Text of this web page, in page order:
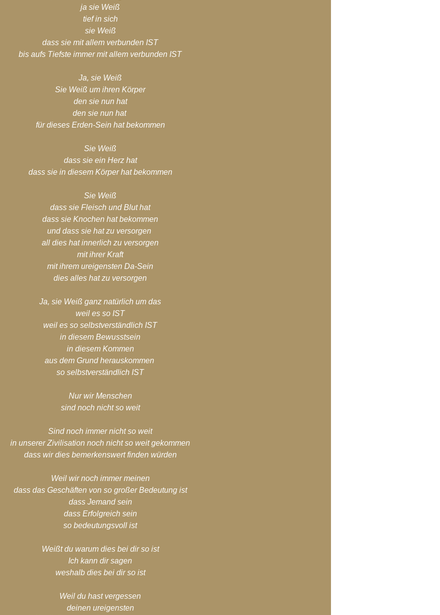
ja sie Weiß
tief in sich
sie Weiß
dass sie mit allem verbunden IST
bis aufs Tiefste immer mit allem verbunden IST
Ja, sie Weiß
Sie Weiß um ihren Körper
den sie nun hat
den sie nun hat
für dieses Erden-Sein hat bekommen
Sie Weiß
dass sie ein Herz hat
dass sie in diesem Körper hat bekommen
Sie Weiß
dass sie Fleisch und Blut hat
dass sie Knochen hat bekommen
und dass sie hat zu versorgen
all dies hat innerlich zu versorgen
mit ihrer Kraft
mit ihrem ureigensten Da-Sein
dies alles hat zu versorgen
Ja, sie Weiß ganz natürlich um das
weil es so IST
weil es so selbstverständlich IST
in diesem Bewusstsein
in diesem Kommen
aus dem Grund herauskommen
so selbstverständlich IST
Nur wir Menschen
sind noch nicht so weit
Sind noch immer nicht so weit
in unserer Zivilisation noch nicht so weit gekommen
dass wir dies bemerkenswert finden würden
Weil wir noch immer meinen
dass das Geschäften von so großer Bedeutung ist
dass Jemand sein
dass Erfolgreich sein
so bedeutungsvoll ist
Weißt du warum dies bei dir so ist
Ich kann dir sagen
weshalb dies bei dir so ist
Weil du hast vergessen
deinen ureigensten